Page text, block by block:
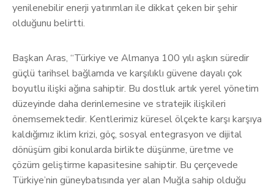
yenilenebilir enerji yatırımları ile dikkat çeken bir şehir
olduğunu belirtti.
Başkan Aras, “Türkiye ve Almanya 100 yılı aşkın süredir
güçlü tarihsel bağlamda ve karşılıklı güvene dayalı çok
boyutlu ilişki ağına sahiptir. Bu dostluk artık yerel yönetim
düzeyinde daha derinlemesine ve stratejik ilişkileri
önemsemektedir. Kentlerimiz küresel ölçekte karşı karşıya
kaldığımız iklim krizi, göç, sosyal entegrasyon ve dijital
dönüşüm gibi konularda birlikte düşünme, üretme ve
çözüm geliştirme kapasitesine sahiptir. Bu çerçevede
Türkiye’nin güneybatısında yer alan Muğla sahip olduğu